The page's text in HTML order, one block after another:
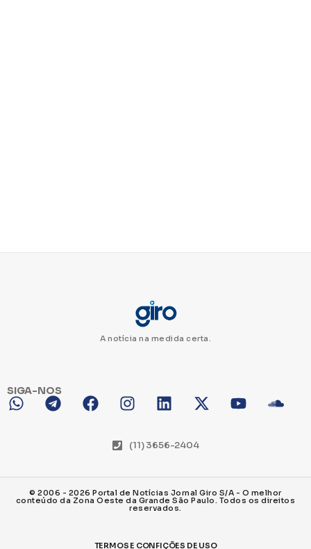
A notícia na medida certa.
SIGA-NOS
(11) 3656-2404
© 2006 - 2026 Portal de Notícias Jornal Giro S/A - O melhor
conteúdo da Zona Oeste da Grande São Paulo. Todos os direitos
reservados.
TERMOS E CONFIÇÕES DE USO